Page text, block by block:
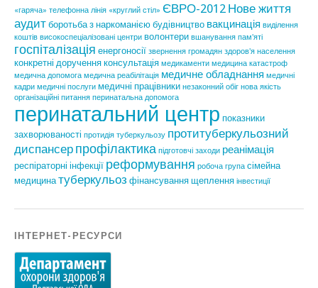
«гаряча» телефонна лінія «круглий стіл» ЄВРО-2012 Нове життя
аудит боротьба з наркоманією будівництво вакцинація виділення
коштів високоспеціалізовані центри волонтери вшанування пам'яті
госпіталізація енергоносії звернення громадян здоров'я населення
конкретні доручення консультація медикаменти медицина катастроф
медична допомога медична реабілітація медичне обладнання медичні
кадри медичні послуги медичні працівники незаконний обіг нова якість
організаційні питання перинатальна допомога
перинатальний центр показники
захворюваності протидія туберкульозу протитуберкульозний
диспансер профілактика підготовчі заходи реанімація
респіраторні інфекції реформування робоча група сімейна
медицина туберкульоз фінансування щеплення інвестиції
ІНТЕРНЕТ-РЕСУРСИ